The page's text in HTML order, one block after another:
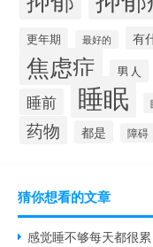
更年期
最好的 有
焦虑症 男人
睡前 睡眠
药物 都是 障碍
猜你想看的文章
感觉睡不够每天都很累